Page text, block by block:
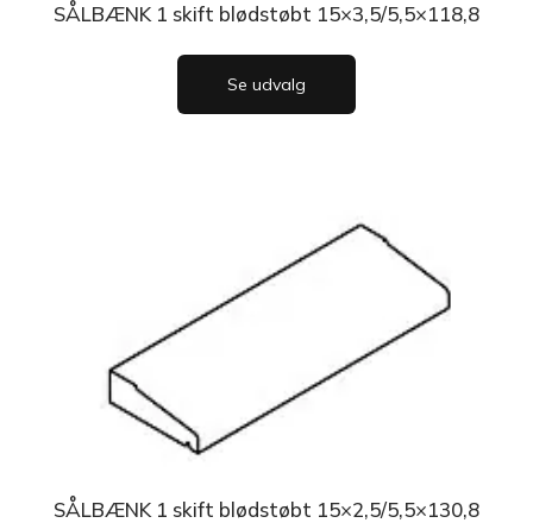
SÅLBÆNK 1 skift blødstøbt 15×3,5/5,5×118,8
Se udvalg
SÅLBÆNK 1 skift blødstøbt 15×2,5/5,5×130,8